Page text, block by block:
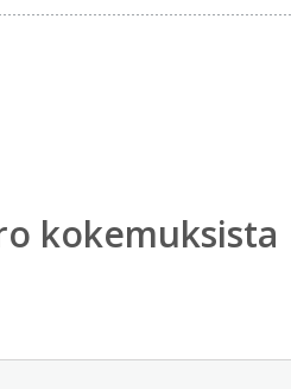
kokemuksista